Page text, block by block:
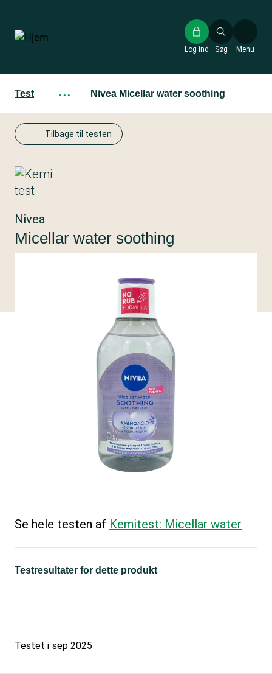
hovedindhold
Søg
Log ind Menu
Test ··· Nivea Micellar water soothing
Tilbage til testen
Nivea
Micellar water soothing
Se hele testen af Kemitest: Micellar water
Testresultater for dette produkt
Testet i sep 2025